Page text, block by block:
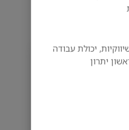
יכולת עבודה
יתרון
רכז תעסוקה